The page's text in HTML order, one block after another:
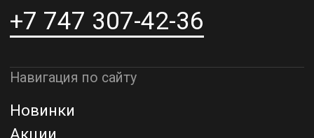
г. Астана, ул. Мангилик Ел. д.21
Благодарим за внимание к Lamper.kz.
Назад наверх